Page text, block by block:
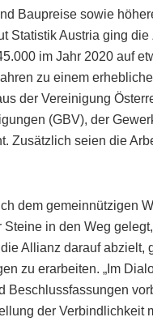
Baupreise sowie
Statistik Austria ging
im Jahr 2020 auf
zu einem
der Vereinigung
(GBV), der
Zusätzlich seien die
dem gemeinnützigen
in den Weg
Allianz darauf abzielt,
zu erarbeiten. „Im
Beschlussfassungen
der Verbindlichkeit